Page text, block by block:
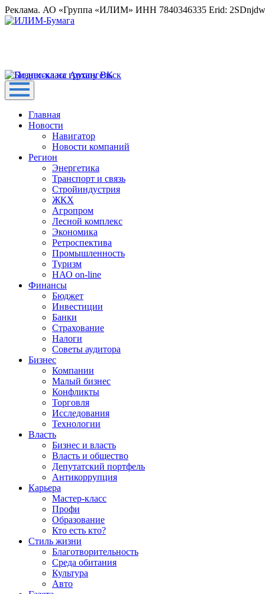
Реклама. АО «Группа «ИЛИМ» ИНН 7840346335 Erid:
Главная
Новости
Навигатор
Новости компаний
Регион
Энергетика
Транспорт и связь
Стройиндустрия
ЖКХ
Агропром
Лесной комплекс
Экономика
Ретроспектива
Промышленность
Туризм
НАО on-line
Финансы
Бюджет
Инвестиции
Банки
Страхование
Налоги
Советы аудитора
Бизнес
Компании
Малый бизнес
Конфликты
Торговля
Исследования
Технологии
Власть
Бизнес и власть
Власть и общество
Депутатский портфель
Антикоррупция
Карьера
Мастер-класс
Профи
Образование
Кто есть кто?
Стиль жизни
Благотворительность
Среда обитания
Культура
Авто